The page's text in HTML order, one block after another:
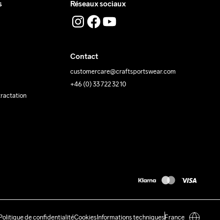
Réseaux sociaux
Contact
customercare@craftsportswear.com
+46 (0) 33 722 32 10
de confidentialitéCookiesInformations techniquesFrance